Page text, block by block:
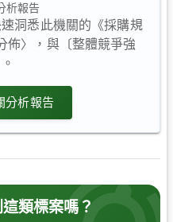
析報告
洞悉此機關的《採購規
佈〉，與〔整體競爭強
分析報告
類標案嗎？